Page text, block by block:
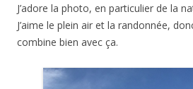
J’adore la photo, en particulier de la
J’aime le plein air et la randonnée,
combine bien avec ça.